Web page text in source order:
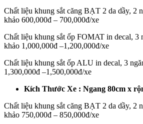
Chất liệu khung sắt căng BẠT 2 da dầy, 2
khảo 600,000đ – 700,000đ/xe
Chất liệu khung sắt ốp FOMAT in decal, 3
khảo 1,000,000đ –1,200,000đ/xe
Chất liệu khung sắt ốp ALU in decal, 3
1,300,000đ –1,500,000đ/xe
Kích Thước Xe : Ngang 80cm x
Chất liệu khung sắt căng BẠT 2 da dầy, 2
khảo 750,000đ – 850,000đ/xe